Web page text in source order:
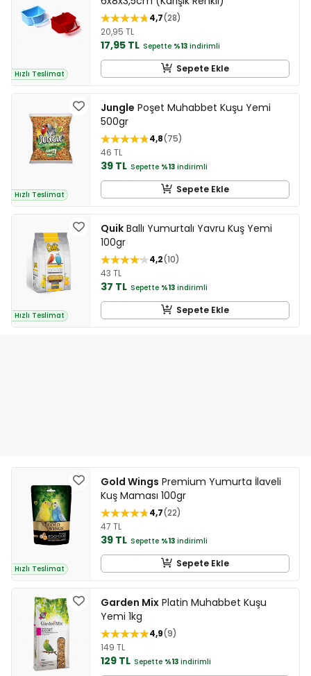
Hızlı Teslimat
4,7 28
20,95 TL
17,95 TL Sepette %13 indirimli
Sepete Ekle
Hızlı Teslimat
Jungle Poşet Muhabbet Kuşu Yemi
500gr
4,8 75
46 TL
39 TL Sepette %13 indirimli
Sepete Ekle
Hızlı Teslimat
Quik Ballı Yumurtalı Yavru Kuş Yemi
100gr
4,2 10
43 TL
37 TL Sepette %13 indirimli
Sepete Ekle
Hızlı Teslimat
Gold Wings Premium Yumurta İlaveli
Kuş Maması 100gr
4,7 22
47 TL
39 TL Sepette %13 indirimli
Sepete Ekle
Garden Mix Platin Muhabbet Kuşu
Yemi 1kg
4,9 9
149 TL
129 TL Sepette %13 indirimli